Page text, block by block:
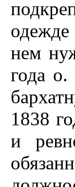
нем
года
1838
и